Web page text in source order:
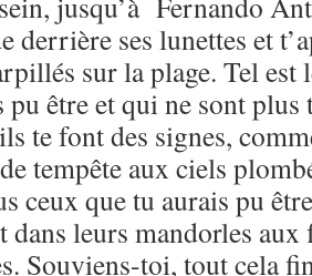
derrière ses lunettes et
sur la plage. Tel est
pu être et qui ne sont
te font des signes,
tempête aux ciels
ceux que tu aurais pu
leurs mandorles aux
Souviens-toi, tout cela